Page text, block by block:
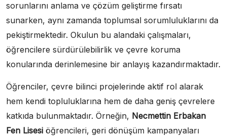
sorunlarını anlama ve çözüm geliştirme fırsatı
sunarken, aynı zamanda toplumsal sorumluluklarını da
pekiştirmektedir. Okulun bu alandaki çalışmaları,
öğrencilere sürdürülebilirlik ve çevre koruma
konularında derinlemesine bir anlayış kazandırmaktadır.
Öğrenciler, çevre bilinci projelerinde aktif rol alarak
hem kendi topluluklarına hem de daha geniş çevrelere
katkıda bulunmaktadır. Örneğin, Necmettin Erbakan
Fen Lisesi öğrencileri, geri dönüşüm kampanyaları